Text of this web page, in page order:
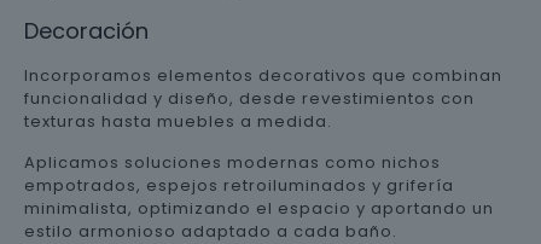
Decoración
Incorporamos elementos decorativos que combinan
funcionalidad y diseño, desde revestimientos con
texturas hasta muebles a medida.
Aplicamos soluciones modernas como nichos
empotrados, espejos retroiluminados y grifería
minimalista, optimizando el espacio y aportando un
estilo armonioso adaptado a cada baño.